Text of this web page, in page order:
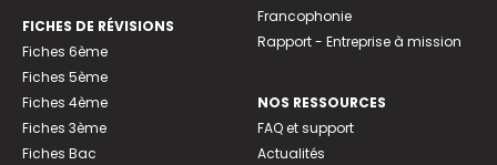
FICHES DE RÉVISIONS
Fiches 6ème
Fiches 5ème
Fiches 4ème
Fiches 3ème
Fiches Bac
Francophonie
Rapport - Entreprise à mission
NOS RESSOURCES
FAQ et support
Actualités